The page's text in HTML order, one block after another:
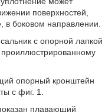
поверхностей,
в боковом направлении.
с опорной лапкой
опорный кронштейн
с фиг. 1.
плавающий